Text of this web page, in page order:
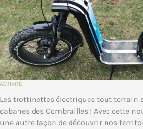
ACTIVITÉ
Les trottinettes électriques tout terrain
cabanes des Combrailles ! Avec cette
une autre façon de découvrir nos